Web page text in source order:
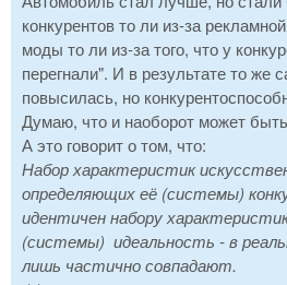
конкурентов то ли из-за
моды то ли из-за того, что у
перегнали". И в результате то же
повысилась, но
Думаю, что и наоборот может
А это говорит о том, что:
Набор характеристик
определяющих её (системы)
идентичен набору
(системы) идеальность - в
лишь частично совпадают.